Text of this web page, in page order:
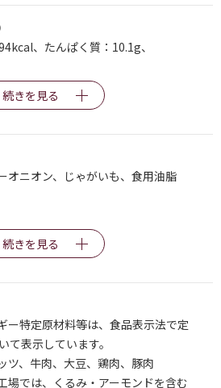
、たんぱく質：10.1g、
続きを見る
オニオン、じゃがいも、食用油脂
続きを見る
ー特定原材料等は、食品表示法で定
て表示しています。
ツ、牛肉、大豆、鶏肉、豚肉
では、くるみ・アーモンドを含む